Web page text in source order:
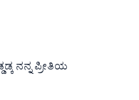
ನನ್ನ ಪ್ರೀತಿಯ